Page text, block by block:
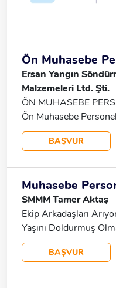
Ön Muhasebe
Ersan Yangın
Malzemeleri Ltd. Şti.
ÖN MUHASEBE
Ön Muhasebe
Muhasebe Işlemlerinin
Cevaplanması, Banka
Tormak Sanayi Sitesi.
24.000 TL, Yol Ve
Için Iletişime
BAŞVUR
Muhasebe
SMMM Tamer Aktaş
Ekip Arkadaşları
Yaşını Doldurmuş
Adaylar, Takım
Sahibi. Sunduğumuz
BAŞVUR